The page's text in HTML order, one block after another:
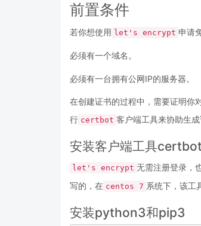
前置条件
若你想使用 let's encrypt 申请
必须有一个域名。
必须有一台拥有公网IP的服务器。
在创建证书的过程中，需要证明你
行 certbot 客户端工具来协助生
安装客户端工具certbot
let's encrypt 无需注册登录，
写的，在 centos 7 系统下，该工
安装python3和pip3